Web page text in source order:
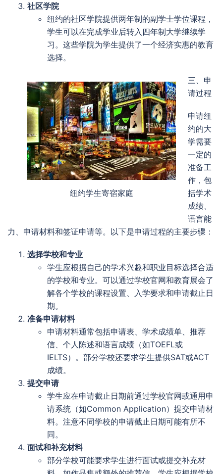
社区学院
纽约的社区学院提供两年制的副学士学位课程，
学生可以在完成学业后转入四年制大学继续学
习。这些学院为学生提供了一个经济实惠的教育
选择。
纽约学生寄宿家庭
三、申
请过程
申请纽
约的大
学需要
一定的
准备工
作，包
括学术
成绩、
语言能
力、申请材料和签证申请等。以下是申请过程的主要步骤：
选择学校和专业
学生应根据自己的学术兴趣和职业目标选择合适
的学校和专业。可以通过学校官网和教育展会了
解各个学校的课程设置、入学要求和申请截止日
期。
准备申请材料
申请材料通常包括申请表、学术成绩单、推荐
信、个人陈述和语言成绩（如TOEFL或
IELTS）。部分学校还要求学生提供SAT或ACT
成绩。
提交申请
学生应在申请截止日期前通过学校官网或通用申
请系统（如Common Application）提交申请材
料。注意不同学校的申请截止日期可能有所不
同。
面试和补充材料
部分学校可能要求学生进行面试或提交补充材